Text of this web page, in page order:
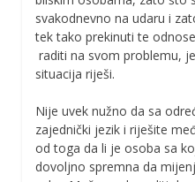
svakodnevno na udaru i
tek tako prekinuti te
raditi na svom problemu,
situacija riješi.
Nije uvek nužno da sa
zajednički jezik i riješite
od toga da li je osoba sa
dovoljno spremna da